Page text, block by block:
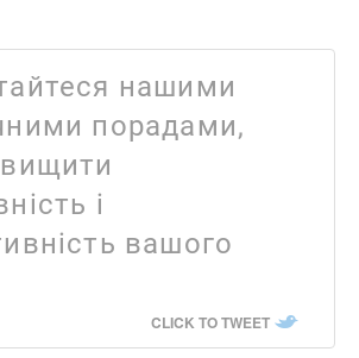
нашими
порадами,
і
вашого
CLICK TO TWEET